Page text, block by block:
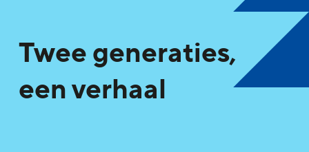
Twee generaties,
een verhaal